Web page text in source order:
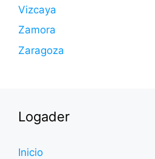
Vizcaya
Zamora
Zaragoza
Logader
Inicio